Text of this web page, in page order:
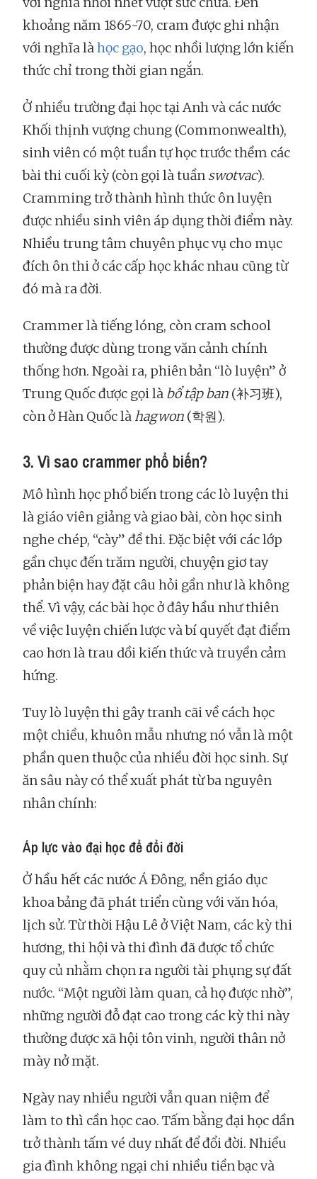
khoảng năm 1865-70, cram được ghi nhận
với nghĩa làhọc gạo, học nhồi lượng lớn kiến
thức chỉ trong thời gian ngắn.
Ở nhiều trường đại học tại Anh và các nước
Khối thịnh vượng chung (Commonwealth),
sinh viên có một tuần tự học trước thềm các
bài thi cuối kỳ (còn gọi là tuần swotvac).
Cramming trở thành hình thức ôn luyện
được nhiều sinh viên áp dụng thời điểm này.
Nhiều trung tâm chuyên phục vụ cho mục
đích ôn thi ở các cấp học khác nhau cũng từ
đó mà ra đời.
Crammer là tiếng lóng, còn cram school
thường được dùng trong văn cảnh chính
thống hơn. Ngoài ra, phiên bản “lò luyện” ở
Trung Quốc được gọi là bổ tập ban (补习班),
còn ở Hàn Quốc là hagwon (학원).
3. Vì sao crammer phổ biến?
Mô hình học phổ biến trong các lò luyện thi
là giáo viên giảng và giao bài, còn học sinh
nghe chép, “cày” đề thi. Đặc biệt với các lớp
gần chục đến trăm người, chuyện giơ tay
phản biện hay đặt câu hỏi gần như là không
thể. Vì vậy, các bài học ở đây hầu như thiên
về việc luyện chiến lược và bí quyết đạt điểm
cao hơn là trau dồi kiến thức và truyền cảm
hứng.
Tuy lò luyện thi gây tranh cãi về cách học
một chiều, khuôn mẫu nhưng nó vẫn là một
phần quen thuộc của nhiều đời học sinh. Sự
ăn sâu này có thể xuất phát từ ba nguyên
nhân chính:
Áp lực vào đại học để đổi đời
Ở hầu hết các nước Á Đông, nền giáo dục
khoa bảng đã phát triển cùng với văn hóa,
lịch sử. Từ thời Hậu Lê ở Việt Nam, các kỳ thi
hương, thi hội và thi đình đã được tổ chức
quy củ nhằm chọn ra người tài phụng sự đất
nước. “Một người làm quan, cả họ được nhờ”,
những người đỗ đạt cao trong các kỳ thi này
thường được xã hội tôn vinh, người thân nở
mày nở mặt.
Ngày nay nhiều người vẫn quan niệm để
làm to thì cần học cao. Tấm bằng đại học dần
trở thành tấm vé duy nhất để đổi đời. Nhiều
gia đình không ngại chi nhiều tiền bạc và